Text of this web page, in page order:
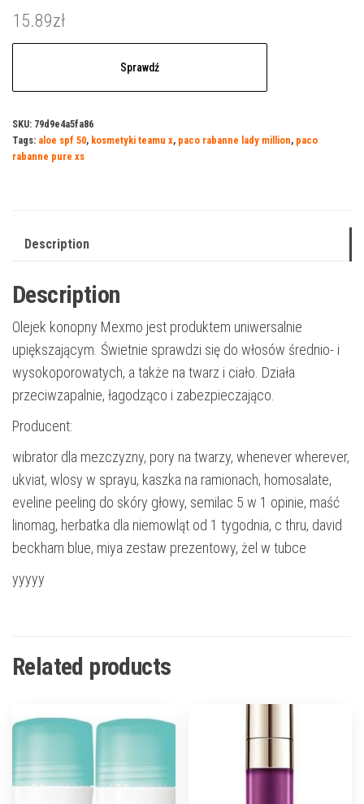
15.89zł
Sprawdź
SKU: 79d9e4a5fa86
Tags: aloe spf 50, kosmetyki teamu x, paco rabanne lady million, paco
rabanne pure xs
Description
Description
Olejek konopny Mexmo jest produktem uniwersalnie
upiększającym. Świetnie sprawdzi się do włosów średnio- i
wysokoporowatych, a także na twarz i ciało. Działa
przeciwzapalnie, łagodząco i zabezpieczająco.
Producent:
wibrator dla mezczyzny, pory na twarzy, whenever wherever,
ukviat, wlosy w sprayu, kaszka na ramionach, homosalate,
eveline peeling do skóry głowy, semilac 5 w 1 opinie, maść
linomag, herbatka dla niemowląt od 1 tygodnia, c thru, david
beckham blue, miya zestaw prezentowy, żel w tubce
yyyyy
Related products